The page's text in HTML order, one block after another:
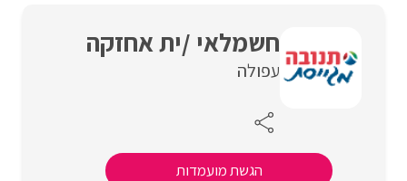
חשמלאי /ית אחזקה
עפולה
הגשת מועמדות